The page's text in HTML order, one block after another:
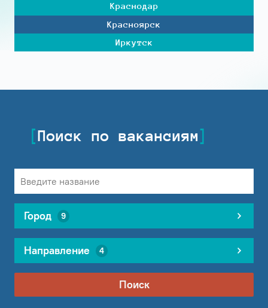
Краснодар
Красноярск
Иркутск
Поиск по вакансиям
Город 9
Направление 4
Поиск